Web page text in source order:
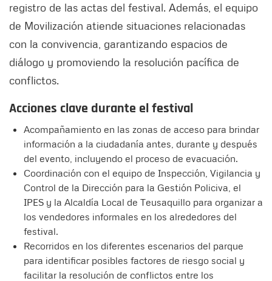
registro de las actas del festival. Además, el equipo
de Movilización atiende situaciones relacionadas
con la convivencia, garantizando espacios de
diálogo y promoviendo la resolución pacífica de
conflictos.
Acciones clave durante el festival
Acompañamiento en las zonas de acceso para brindar
información a la ciudadanía antes, durante y después
del evento, incluyendo el proceso de evacuación.
Coordinación con el equipo de Inspección, Vigilancia y
Control de la Dirección para la Gestión Policiva, el
IPES y la Alcaldía Local de Teusaquillo para organizar a
los vendedores informales en los alrededores del
festival.
Recorridos en los diferentes escenarios del parque
para identificar posibles factores de riesgo social y
facilitar la resolución de conflictos entre los